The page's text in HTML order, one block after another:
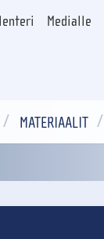
Medialle
MATERIAALIT